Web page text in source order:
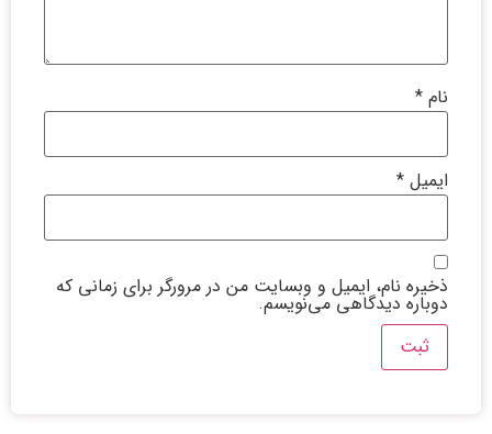
نام *
ایمیل *
ذخیره نام، ایمیل و وبسایت من در مرورگر برای زمانی که
دوباره دیدگاهی می‌نویسم.